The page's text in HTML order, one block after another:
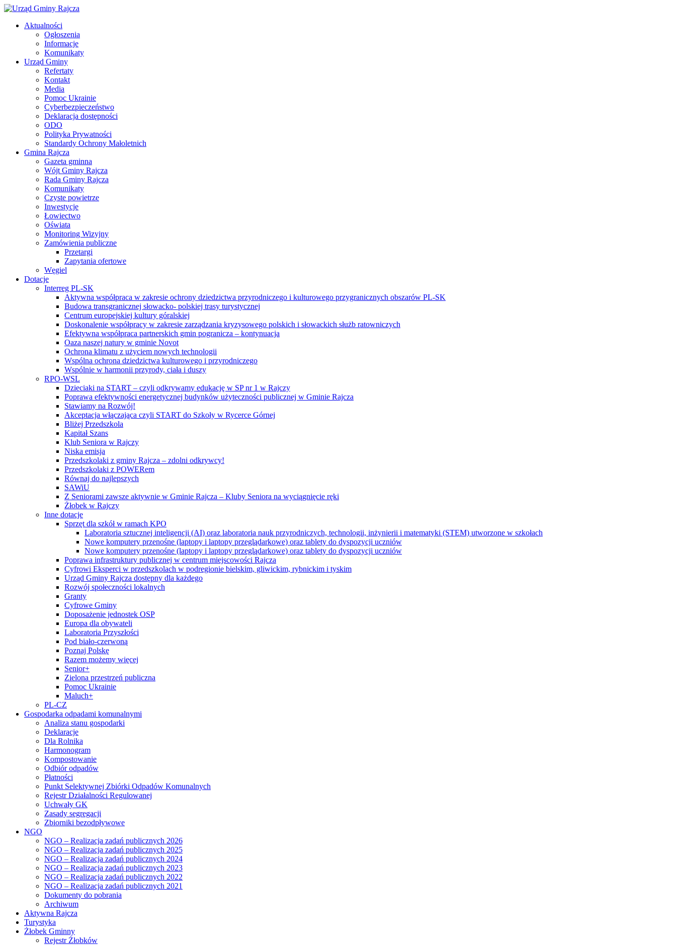
Aktualności
Ogłoszenia
Informacje
Komunikaty
Urząd Gminy
Refertaty
Kontakt
Media
Pomoc Ukrainie
Cyberbezpieczeństwo
Deklaracja dostępności
ODO
Polityka Prywatności
Standardy Ochrony Małoletnich
Gmina Rajcza
Gazeta gminna
Wójt Gminy Rajcza
Rada Gminy Rajcza
Komunikaty
Czyste powietrze
Inwestycje
Łowiectwo
Oświata
Monitoring Wizyjny
Zamówienia publiczne
Przetargi
Zapytania ofertowe
Węgiel
Dotacje
Interreg PL-SK
Aktywna współpraca w zakresie ochrony dziedzictwa przyrodniczego i kulturowego przygranicznych obszarów PL-SK
Budowa transgranicznej słowacko- polskiej trasy turystycznej
Centrum europejskiej kultury góralskiej
Doskonalenie współpracy w zakresie zarządzania kryzysowego polskich i słowackich służb ratowniczych
Efektywna współpraca partnerskich gmin pogranicza – kontynuacja
Oaza naszej natury w gminie Novot
Ochrona klimatu z użyciem nowych technologii
Wspólna ochrona dziedzictwa kulturowego i przyrodniczego
Wspólnie w harmonii przyrody, ciała i duszy
RPO-WSL
Dzieciaki na START – czyli odkrywamy edukację w SP nr 1 w Rajczy
Poprawa efektywności energetycznej budynków użyteczności publicznej w Gminie Rajcza
Stawiamy na Rozwój!
Akceptacja włączająca czyli START do Szkoły w Rycerce Górnej
Bliżej Przedszkola
Kapitał Szans
Klub Seniora w Rajczy
Niska emisja
Przedszkolaki z gminy Rajcza – zdolni odkrywcy!
Przedszkolaki z POWERem
Równaj do najlepszych
SAWiU
Z Seniorami zawsze aktywnie w Gminie Rajcza – Kluby Seniora na wyciągnięcie ręki
Żłobek w Rajczy
Inne dotacje
Sprzęt dla szkół w ramach KPO
Laboratoria sztucznej inteligencji (AI) oraz laboratoria nauk przyrodniczych, technologii, inżynierii i matematyki (STEM) utworzone w szkołach
Nowe komputery przenośne (laptopy i laptopy przeglądarkowe) oraz tablety do dyspozycji uczniów
Nowe komputery przenośne (laptopy i laptopy przeglądarkowe) oraz tablety do dyspozycji uczniów
Poprawa infrastruktury publicznej w centrum miejscowości Rajcza
Cyfrowi Eksperci w przedszkolach w podregionie bielskim, gliwickim, rybnickim i tyskim
Urząd Gminy Rajcza dostępny dla każdego
Rozwój społeczności lokalnych
Granty
Cyfrowe Gminy
Doposażenie jednostek OSP
Europa dla obywateli
Laboratoria Przyszłości
Pod biało-czerwoną
Poznaj Polskę
Razem możemy więcej
Senior+
Zielona przestrzeń publiczna
Pomoc Ukrainie
Maluch+
PL-CZ
Gospodarka odpadami komunalnymi
Analiza stanu gospodarki
Deklaracje
Dla Rolnika
Harmonogram
Kompostowanie
Odbiór odpadów
Płatności
Punkt Selektywnej Zbiórki Odpadów Komunalnych
Rejestr Działalności Regulowanej
Uchwały GK
Zasady segregacji
Zbiorniki bezodpływowe
NGO
NGO – Realizacja zadań publicznych 2026
NGO – Realizacja zadań publicznych 2025
NGO – Realizacja zadań publicznych 2024
NGO – Realizacja zadań publicznych 2023
NGO – Realizacja zadań publicznych 2022
NGO – Realizacja zadań publicznych 2021
Dokumenty do pobrania
Archiwum
Aktywna Rajcza
Turystyka
Żłobek Gminny
Rejestr Żłobków